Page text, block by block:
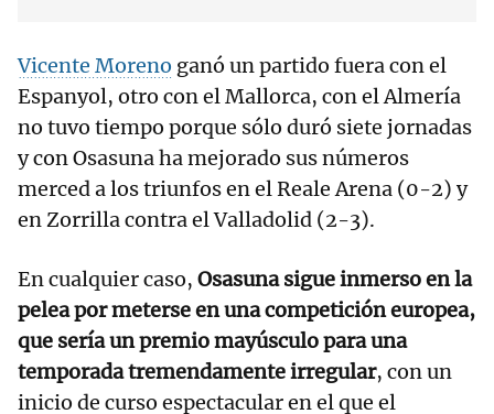
Vicente Moreno ganó un partido fuera con el
Espanyol, otro con el Mallorca, con el Almería
no tuvo tiempo porque sólo duró siete jornadas
y con Osasuna ha mejorado sus números
merced a los triunfos en el Reale Arena (0-2) y
en Zorrilla contra el Valladolid (2-3).
En cualquier caso, Osasuna sigue inmerso en la
pelea por meterse en una competición europea,
que sería un premio mayúsculo para una
temporada tremendamente irregular, con un
inicio de curso espectacular en el que el